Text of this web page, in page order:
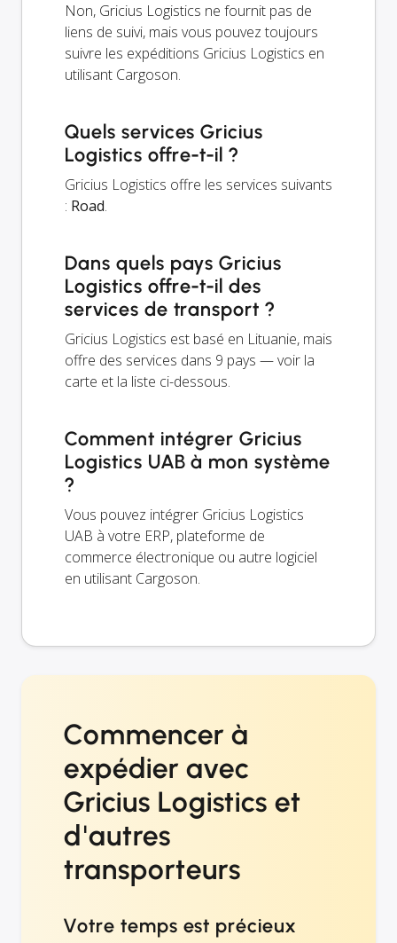
Non, Gricius Logistics ne fournit pas de
liens de suivi, mais vous pouvez toujours
suivre les expéditions Gricius Logistics en
utilisant Cargoson.
Quels services Gricius
Logistics offre-t-il ?
Gricius Logistics offre les services suivants
: Road.
Dans quels pays Gricius
Logistics offre-t-il des
services de transport ?
Gricius Logistics est basé en Lituanie, mais
offre des services dans 9 pays — voir la
carte et la liste ci-dessous.
Comment intégrer Gricius
Logistics UAB à mon système
?
Vous pouvez intégrer Gricius Logistics
UAB à votre ERP, plateforme de
commerce électronique ou autre logiciel
en utilisant Cargoson.
Commencer à
expédier avec
Gricius Logistics et
d'autres
transporteurs
Votre temps est précieux